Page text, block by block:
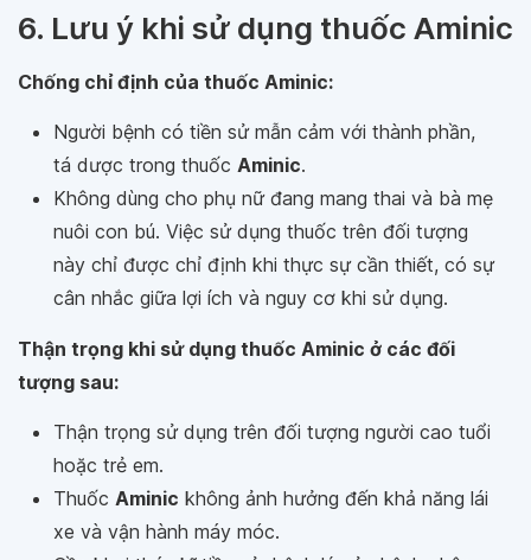
6. Lưu ý khi sử dụng thuốc Aminic
Chống chỉ định của thuốc Aminic:
Người bệnh có tiền sử mẫn cảm với thành phần,
tá dược trong thuốc Aminic.
Không dùng cho phụ nữ đang mang thai và bà mẹ
nuôi con bú. Việc sử dụng thuốc trên đối tượng
này chỉ được chỉ định khi thực sự cần thiết, có sự
cân nhắc giữa lợi ích và nguy cơ khi sử dụng.
Thận trọng khi sử dụng thuốc Aminic ở các đối
tượng sau:
Thận trọng sử dụng trên đối tượng người cao tuổi
hoặc trẻ em.
Thuốc Aminic không ảnh hưởng đến khả năng lái
xe và vận hành máy móc.